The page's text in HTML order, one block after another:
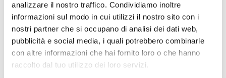
analizzare il nostro traffico. Condividiamo inoltre
informazioni sul modo in cui utilizzi il nostro sito con i
nostri partner che si occupano di analisi dei dati web,
pubblicità e social media, i quali potrebbero combinarle
con altre informazioni che hai fornito loro o che hanno
raccolto dal tuo utilizzo dei loro servizi.